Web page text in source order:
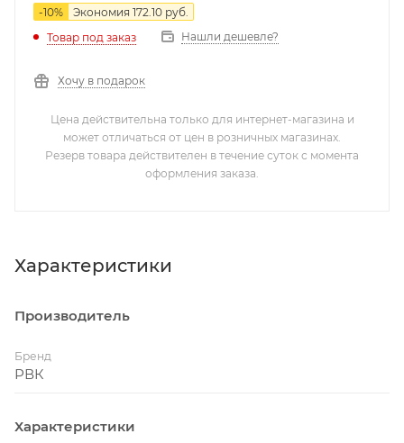
-10% Экономия 172.10 руб.
Товар под заказ
Нашли дешевле?
Хочу в подарок
Цена действительна только для интернет-магазина и
может отличаться от цен в розничных магазинах.
Резерв товара действителен в течение суток с момента
оформления заказа.
Характеристики
Производитель
Бренд
РВК
Характеристики